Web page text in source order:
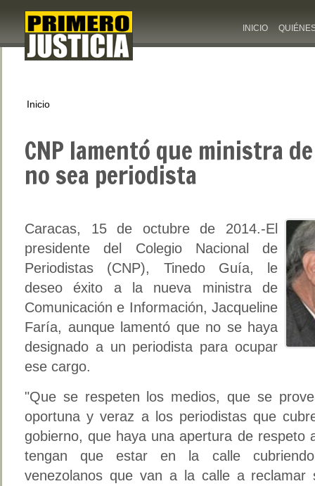
INICIO
Inicio
CNP lamentó que ministra
no sea periodista
Caracas, 15 de octubre de 2014.-El
presidente del Colegio Nacional de
Periodistas (CNP), Tinedo Guía, le
deseo éxito a la nueva ministra de
Comunicación e Información, Jacqueline
Faría, aunque lamentó que no se haya
designado a un periodista para ocupar
ese cargo.
"Que se respeten los medios, que se
oportuna y veraz a los periodistas que
gobierno, que haya una apertura de respeto
tengan que estar en la calle
venezolanos que van a la calle a